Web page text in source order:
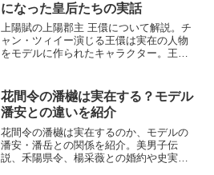
になった皇后たちの実話
上陽賦の上陽郡主 王儇について解説。チ
ャン・ツィイー演じる王儇は実在の人物
をモデルに作られたキャラクター。王儇
花間令の潘樾は実在する？モデル
潘安との違いを紹介
花間令の潘樾は実在するのか、モデルの
潘安・潘岳との関係を紹介。美男子伝
説、禾陽県令、楊采薇との婚約や史実と